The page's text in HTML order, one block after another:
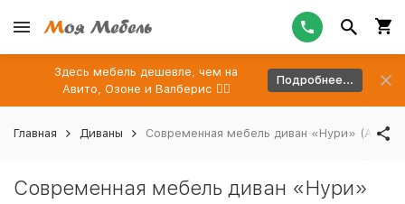
Здесь мебель дешевле, чем на
Авито, Озоне и Валберис 👉🏻
Подробнее...
Главная Диваны Современная мебель диван «Нури»
Современная мебель диван «Нури»